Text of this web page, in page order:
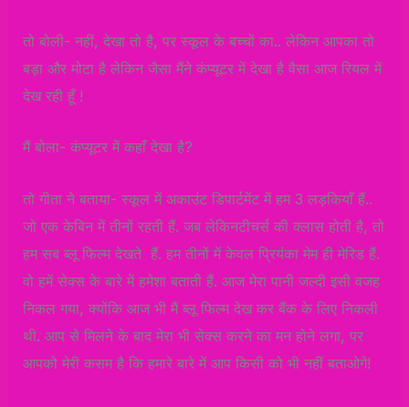
तो बोली- नहीं, देखा तो है, पर स्कूल के बच्चों का.. लेकिन आपका तो
बड़ा और मोटा है लेकिन जैसा मैंने कंप्यूटर में देखा है वैसा आज रियल में
देख रही हूँ !
मैं बोला- कंप्यूटर में कहाँ देखा है?
तो गीता ने बताया- स्कूल में अकाउंट डिपार्टमेंट में हम 3 लड़कियाँ हैं..
जो एक केबिन में तीनों रहती हैं. जब लेकिनटीचर्स की क्लास होती है, तो
हम सब ब्लू फिल्म देखते हैं. हम तीनों में केवल प्रियंका मेम ही मेरिड हैं.
वो हमें सेक्स के बारे में हमेशा बताती हैं. आज मेरा पानी जल्दी इसी वजह
निकल गया, क्योंकि आज भी मैं ब्लू फिल्म देख कर बैंक के लिए निकली
थी. आप से मिलने के बाद मेरा भी सेक्स करने का मन होने लगा, पर
आपको मेरी कसम है कि हमारे बारे में आप किसी को भी नहीं बताओगे!